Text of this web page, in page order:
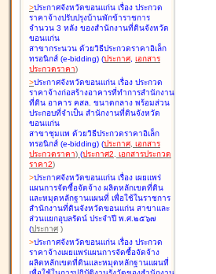
>ประกาศจังหวัดขอนแก่น เรื่อง ประกวด
ราคาจ้างปรับปรุงบ้านพักข้าราชการ
จำนวน 3 หลัง ของสำนักงานที่ดินจังหวัด
ขอนแก่น
สาขากระนวน ด้วยวิธีประกวดราคาอิเล็ก
ทรอนิกส์ (e-bidding) (ประกาศ, เอกสาร
ประกวดราคา)
>ประกาศจังหวัดขอนแก่น เรื่อง ประกวด
ราคาจ้างก่อสร้างอาคารที่ทำการสำนักงาน
ที่ดิน อาคาร คสล. ขนาดกลาง พร้อมส่วน
ประกอบที่จำเป็น สำนักงานที่ดินจังหวัด
ขอนแก่น
สาขาชุมแพ ด้วยวิธีประกวดราคาอิเล็ก
ทรอนิกส์ (e-bidding) (ประกาศ, เอกสาร
ประกวดราคา) (ประกาศ2, เอกสารประกวด
ราคา2)
>ประกาศจังหวัดขอนแก่น เรื่อง เผยแพร่
แผนการจัดซื้อจัดจ้าง ผลิตหลักเขตที่ดิน
และหมุดหลักฐานแผนที่ เพื่อใช้ในราชการ
สำนักงานที่ดินจังหวัดขอนแก่น สาขาและ
ส่วนแยกอุบลรัตน์ ประจำปี พ.ศ.๒๕๖๗
(ประกาศ )
>ประกาศจังหวัดขอนแก่น เรื่อง ประกวด
ราคาจ้างเผยแพร่แผนการจัดซื้อจัดจ้าง
ผลิตหลักเขตที่ดินและหมุดหลักฐานแผนที่